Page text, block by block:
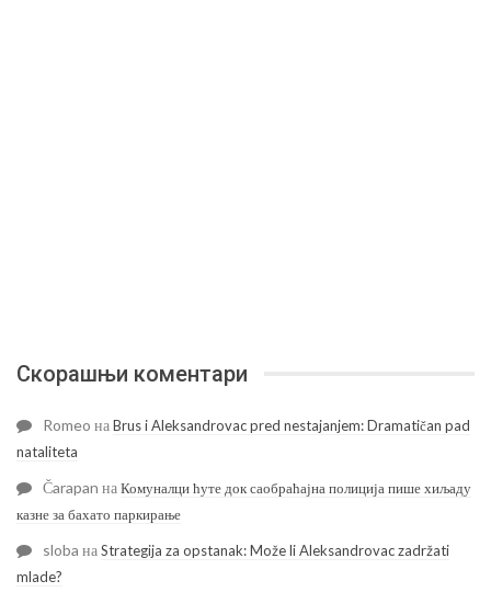
Скорашњи коментари
Romeo наBrus i Aleksandrovac pred nestajanjem: Dramatičan pad
nataliteta
Čarapan наКомуналци ћуте док саобраћајна полиција пише хиљаду
казне за бахато паркирање
sloba наStrategija za opstanak: Može li Aleksandrovac zadržati
mlade?